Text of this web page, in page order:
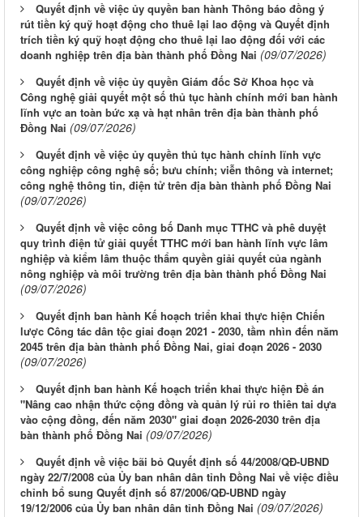
Quyết định về việc ủy quyền ban hành Thông báo đồng ý
rút tiền ký quỹ hoạt động cho thuê lại lao động và Quyết định
trích tiền ký quỹ hoạt động cho thuê lại lao động đối với các
doanh nghiệp trên địa bàn thành phố Đồng Nai (09/07/2026)
Quyết định về việc ủy quyền Giám đốc Sở Khoa học và
Công nghệ giải quyết một số thủ tục hành chính mới ban hành
lĩnh vực an toàn bức xạ và hạt nhân trên địa bàn thành phố
Đồng Nai (09/07/2026)
Quyết định về việc ủy quyền thủ tục hành chính lĩnh vực
công nghiệp công nghệ số; bưu chính; viễn thông và internet;
công nghệ thông tin, điện tử trên địa bàn thành phố Đồng Nai
(09/07/2026)
Quyết định về việc công bố Danh mục TTHC và phê duyệt
quy trình điện tử giải quyết TTHC mới ban hành lĩnh vực lâm
nghiệp và kiểm lâm thuộc thẩm quyền giải quyết của ngành
nông nghiệp và môi trường trên địa bàn thành phố Đồng Nai
(09/07/2026)
Quyết định ban hành Kế hoạch triển khai thực hiện Chiến
lược Công tác dân tộc giai đoạn 2021 - 2030, tầm nhìn đến năm
2045 trên địa bàn thành phố Đồng Nai, giai đoạn 2026 - 2030
(09/07/2026)
Quyết định ban hành Kế hoạch triển khai thực hiện Đề án
"Nâng cao nhận thức cộng đồng và quản lý rủi ro thiên tai dựa
vào cộng đồng, đến năm 2030" giai đoạn 2026-2030 trên địa
bàn thành phố Đồng Nai (09/07/2026)
Quyết định về việc bãi bỏ Quyết định số 44/2008/QĐ-UBND
ngày 22/7/2008 của Ủy ban nhân dân tỉnh Đồng Nai về việc điều
chỉnh bổ sung Quyết định số 87/2006/QĐ-UBND ngày
19/12/2006 của Ủy ban nhân dân tỉnh Đồng Nai (09/07/2026)